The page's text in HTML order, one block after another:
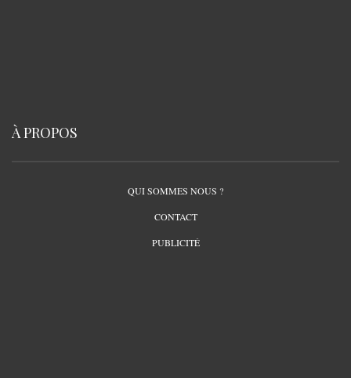
À PROPOS
QUI SOMMES NOUS ?
CONTACT
PUBLICITÉ